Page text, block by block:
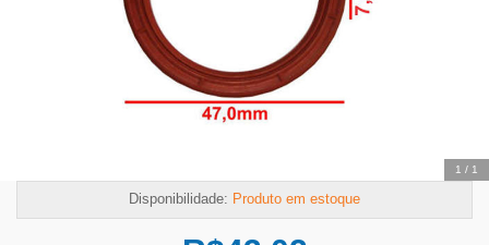
1 / 1
Disponibilidade: Produto em estoque